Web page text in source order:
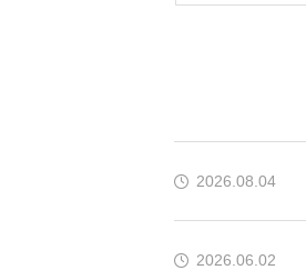
2026.08.04
2026.06.02